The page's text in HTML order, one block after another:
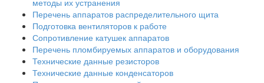
Перечень аппаратов распределительного щита
Подготовка вентиляторов к работе
Сопротивление катушек аппаратов
Перечень пломбируемых аппаратов и оборудования
Технические данные резисторов
Технические данные конденсаторов